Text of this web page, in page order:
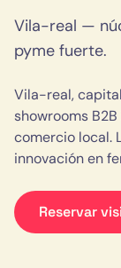
Vila-real —
pyme fuerte.
Vila-real,
showrooms
comercio local.
innovación en
Reservar